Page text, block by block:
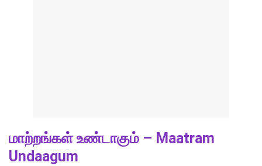
மாற்றங்கள் உண்டாகும் – Maatram
Undaagum